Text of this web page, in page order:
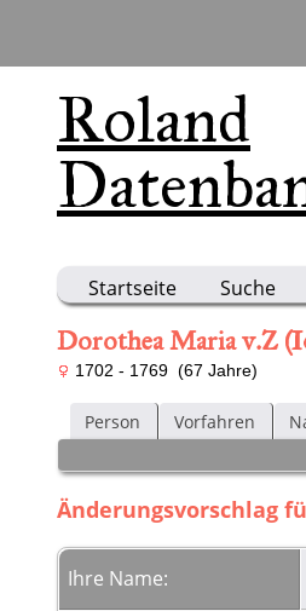
Roland
Startseite Suche
Dorothea Maria v.Z
1702 - 1769 (67 Jahre)
Person Vorfahren
Änderungsvorschlag
Ihre Name: